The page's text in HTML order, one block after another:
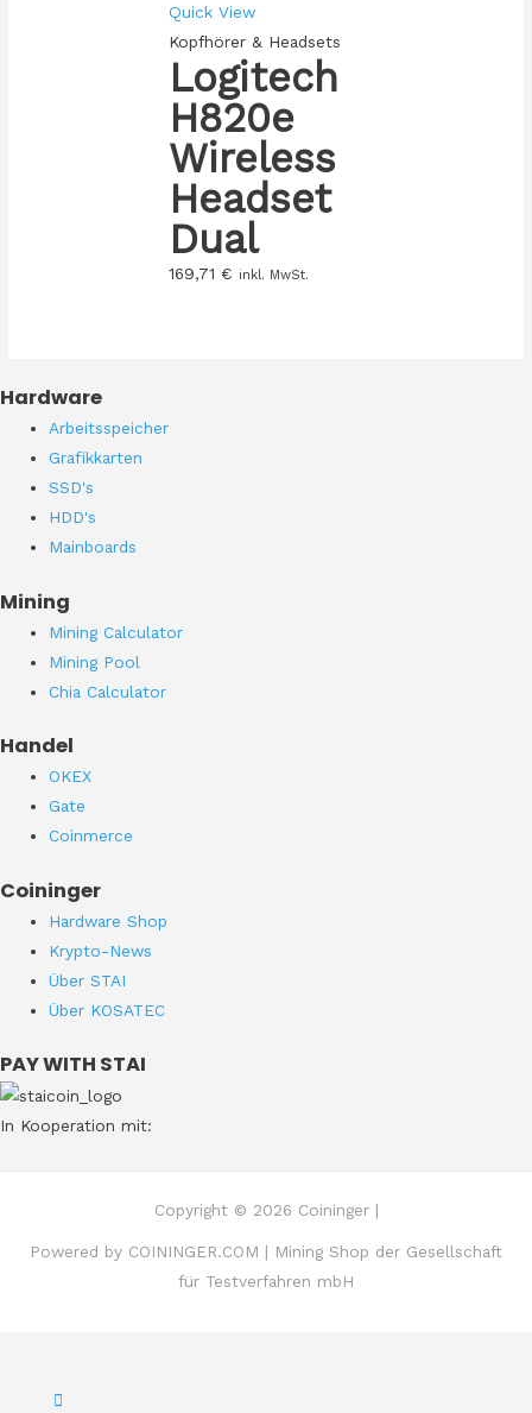
Quick View
Kopfhörer & Headsets
Logitech
H820e
Wireless
Headset
Dual
169,71 € inkl. MwSt.
Hardware
Arbeitsspeicher
Grafikkarten
SSD's
HDD's
Mainboards
Mining
Mining Calculator
Mining Pool
Chia Calculator
Handel
OKEX
Gate
Coinmerce
Coininger
Hardware Shop
Krypto-News
Über STAI
Über KOSATEC
PAY WITH STAI
In Kooperation mit:
Copyright © 2026 Coininger |
Powered by COININGER.COM | Mining Shop der Gesellschaft
für Testverfahren mbH